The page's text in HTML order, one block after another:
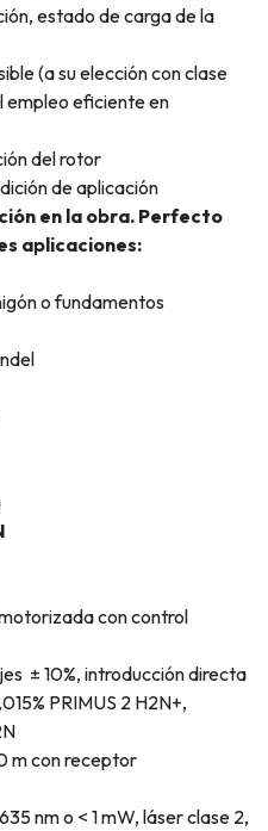
estado de carga de la
(a su elección con clase
empleo eficiente en
del rotor
de aplicación
en la obra. Perfecto
aplicaciones:
o fundamentos
con control
± 10%, introducción directa
PRIMUS 2 H2N+,
m con receptor
nm o < 1 mW, láser clase 2,